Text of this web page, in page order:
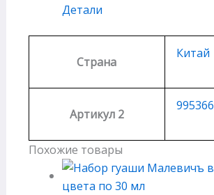
Детали
Страна
Китай
Артикул 2
Похожие товары